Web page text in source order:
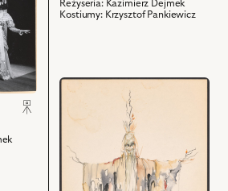
Reżyseria: Kazimierz Dejmek
Kostiumy: Krzysztof Pankiewicz
przejdź
obiektu
Projekt:
kostium